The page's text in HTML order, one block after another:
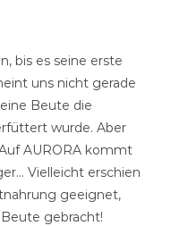
bis es seine erste
uns nicht gerade
Beute die
wurde. Aber
AURORA kommt
Vielleicht erschien
geeignet,
gebracht!